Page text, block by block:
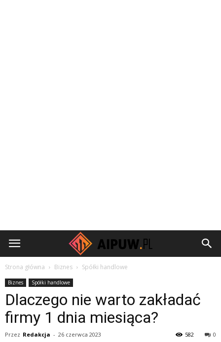
Aipuw.pl
Strona główna Biznes Spółki handlowe
Biznes Spółki handlowe
Dlaczego nie warto zakładać
firmy 1 dnia miesiąca?
Przez Redakcja - 26 czerwca 2023 0
582